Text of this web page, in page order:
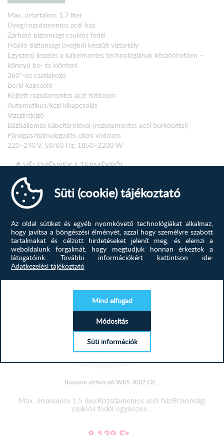
Max. űrtartalom 1,7 liter
Üveg/rozsdamentes acél ház
Zárható biztonsági csuklós fedél
Hőálló biztonsági üvegből készült víztartály
Egyszerű kezelés a kábelmentes technológiának köszönhetően –
könnyű be- és kiönteni
360°-os csatlakozó
Be/ki kapcsoló
Rejtett rozsdamentes acél fűtőelem
Automatikus/kézi kikapcsolás
Vízszintjelző
Bázisállomás kábeltárolóval (rozsdamentes acél burkolattal)
Párolgás/túlmelegedés elleni védelem
220–240 V, 50/60 Hz, 1850–2200 W
VÉLEMÉNYEK A TERMÉKRŐL
Új vélemény írása
Még nem írtak véleményt a termékhez.
HASONLÓ TERMÉKEINK>
Bomann vízforraló WKS 3002 CB...
Max. űrtartalom 1,5 literRozsdamentes acél házBiztonsági
csuklós fedél egykezes...
Süti (cookie) tájékoztató
Az oldal sütiket és egyéb nyomkövető technológiákat alkalmaz,
hogy javítsa a böngészési élményét, azzal hogy személyre szabott
tartalmakat és célzott hirdetéseket jelenít meg, és elemzi a
weboldalunk forgalmát, hogy megtudjuk honnan érkeztek a
látogatóink.
További információkért kattintson ide:
Adatkezelési tájékoztató
Mind elfogad
Módosítás
Süti információk